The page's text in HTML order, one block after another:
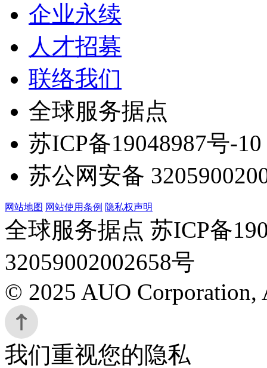
企业永续
人才招募
联络我们
全球服务据点
苏ICP备19048987号-10
苏公网安备
网站地图 网站使用条例 隐私权声明
全球服务据点 苏ICP备
32059002002658号
© 2025 AUO Corporation,
我们重视您的隐私